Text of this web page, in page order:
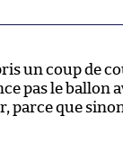
un coup de
pas le ballon
parce que